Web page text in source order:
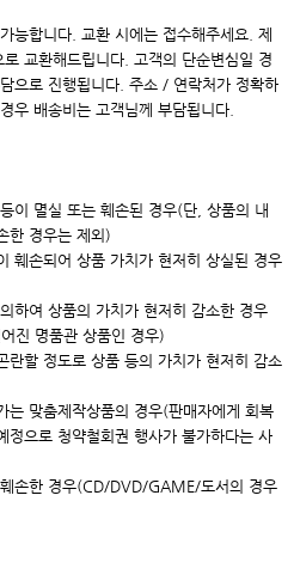
능합니다. 교환 시에는 접수해주세요. 제
교환해드립니다. 고객의 단순변심일 경
으로 진행됩니다. 주소 / 연락처가 정확하
우 배송비는 고객님께 부담됩니다.
이 멸실 또는 훼손된 경우(단, 상품의 내
한 경우는 제외)
훼손되어 상품 가치가 현저히 상실된 경우
하여 상품의 가치가 현저히 감소한 경우
진 명품관 상품인 경우)
란할 정도로 상품 등의 가치가 현저히 감소
맞춤제작상품의 경우(판매자에게 회복
정으로 청약철회권 행사가 불가하다는 사
손한 경우(CD/DVD/GAME/도서의 경우